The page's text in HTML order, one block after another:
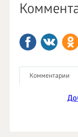
Комментарии